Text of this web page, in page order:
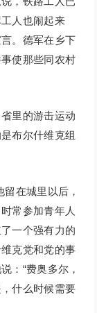
人也闹起来
。德军在乡下
使那些同农村
里的游击运动
布尔什维克组
在城里以后，
常参加青年人
一个强有力的
克党和党的事
：“费奥多尔，
什么时候需要